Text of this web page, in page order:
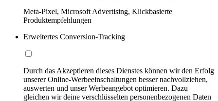
Meta-Pixel, Microsoft Advertising, Klickbasierte
Produktempfehlungen
Erweitertes Conversion-Tracking
Durch das Akzeptieren dieses Dienstes können wir den Erfolg
unserer Online-Werbeeinschaltungen besser nachvollziehen,
auswerten und unser Werbeangebot optimieren. Dazu
gleichen wir deine verschlüsselten personenbezogenen Daten